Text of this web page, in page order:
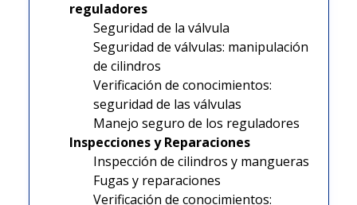
reguladores
Seguridad de la válvula
Seguridad de válvulas: manipulación
de cilindros
Verificación de conocimientos:
seguridad de las válvulas
Manejo seguro de los reguladores
Inspecciones y Reparaciones
Inspección de cilindros y mangueras
Fugas y reparaciones
Verificación de conocimientos: